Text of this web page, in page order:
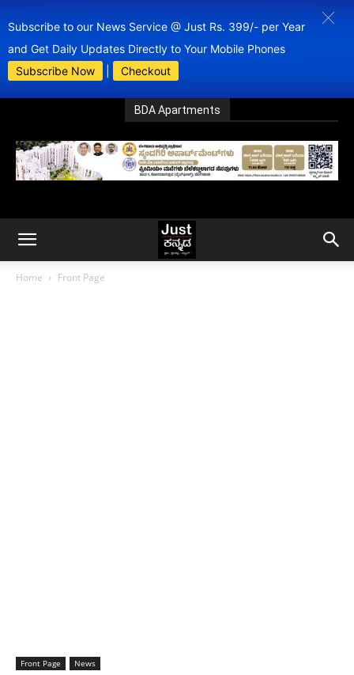
Subscribe to our News Service @ Just Rs. 399/- per Year
and Get Daily Updates Directly to Your Mobile Phones
Subscribe Now
Checkout
BDA Apartments
Home Front Page
Front Page News